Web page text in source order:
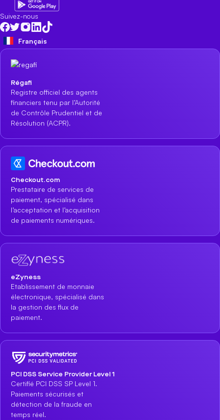
Suivez-nous
Français
Régafi
Registre officiel des agents
financiers tenu par l’Autorité
de Contrôle Prudentiel et de
Résolution (ACPR).
Checkout.com
Prestataire de services de
paiement, spécialisé dans
l’acceptation et l’acquisition
de paiements numériques.
eZyness
Etablissement de monnaie
électronique, spécialisé dans
la gestion des flux de
paiement.
PCI DSS Service Provider Level 1
Certifié PCI DSS SP Level 1.
Paiements sécurisés et
détection de la fraude en
temps réel.